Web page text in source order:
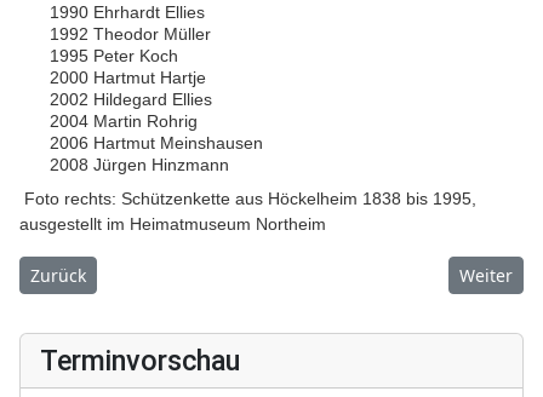
1990 Ehrhardt Ellies
1992 Theodor Müller
1995 Peter Koch
2000 Hartmut Hartje
2002 Hildegard Ellies
2004 Martin Rohrig
2006 Hartmut Meinshausen
2008 Jürgen Hinzmann
Foto rechts: Schützenkette aus Höckelheim 1838 bis 1995,
ausgestellt im Heimatmuseum Northeim
Vorheriger Beitrag: Seniorenverein
Zurück Nächster
Weiter
Terminvorschau